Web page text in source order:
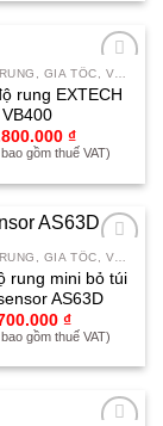
thích
MÁY ĐO ĐỘ RUNG, GIA TỐC, VẬN TỐC, CÂN BẰNG ĐỘNG
rung EXTECH
VB400
₫
gồm thuế VAT)
thích
rung mini bỏ túi
AS63D
₫
gồm thuế VAT)